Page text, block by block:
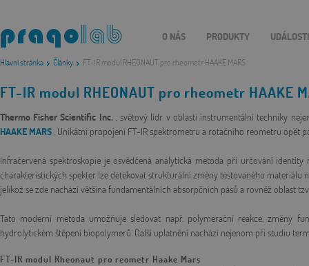
Hlavní stránka Články FT-IR modul RHEONAUT pro rheometr HAAKE MARS
O NÁS PRODUKTY UDÁLOSTI
FT-IR modul RHEONAUT pro rheometr HAAKE
Thermo Fisher Scientific Inc. , světový lídr v oblasti instrumentální techniky
HAAKE MARS . Unikátní propojení FT-IR spektrometru a rotačního reometru opět
Infračervená spektroskopie je osvědčená analytická metoda při určování
charakteristických spekter lze detekovat strukturální změny testovaného materiálu
jelikož se zde nachází většina fundamentálních absorpčních pásů a rovněž oblast
Tato moderní metoda umožňuje sledovat např. polymerační reakce, změny
hydrolytickém štěpení biopolymerů. Další uplatnění nachází nejenom při studiu
FT-IR modul Rheonaut pro reometr Haake Mars